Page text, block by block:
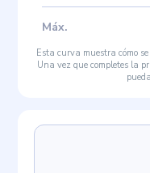
Máx.
Esta curva muestra cómo
Una vez que completes la